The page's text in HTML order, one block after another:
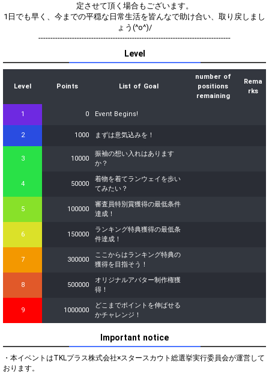
定させて頂く場合もございます。
1日でも早く、今までの平穏な日常生活を皆んなで助け合い、取り戻しまし
ょう(^o^)/
--------------------------------------------------------------------------------
Level
Level Points List of Goal
number of
positions
remaining
Rema
rks
1 0 Event Begins!
2 1000 まずは意気込みを！
3 10000
振袖の想い入れはあります
か？
4 50000
着物を着てランウェイを歩い
てみたい？
5 100000
審査員特別賞獲得の最低条件
達成！
6 150000
ランキング特典獲得の最低条
件達成！
7 300000
ここからはランキング特典の
獲得を目指そう！
8 500000
オリジナルアバター制作権獲
得！
9 1000000
どこまでポイントを伸ばせる
かチャレンジ！
Important notice
・本イベントはTKLプラス株式会社×スタースカウト総選挙実行委員会が運営して
おります。